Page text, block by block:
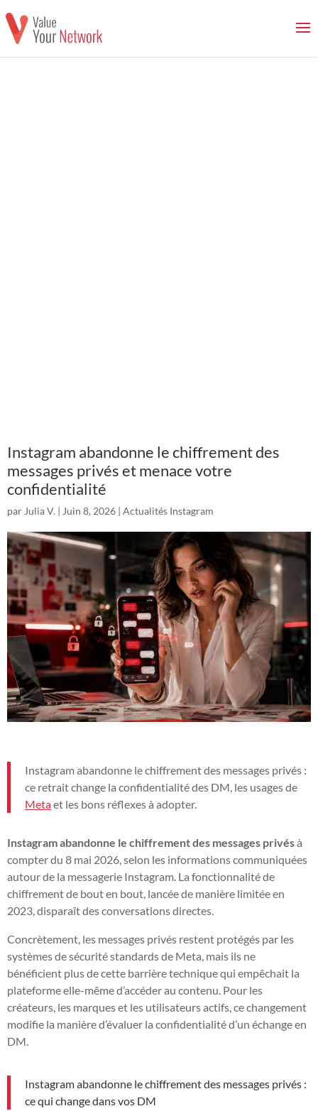
Instagram abandonne le chiffrement des
messages privés et menace votre
confidentialité
par Julia V. | Juin 8, 2026 | Actualités Instagram
Instagram abandonne le chiffrement des messages privés :
ce retrait change la confidentialité des DM, les usages de
Metaet les bons réflexes à adopter.
Instagram abandonne le chiffrement des messages privésà
compter du 8 mai 2026, selon les informations communiquées
autour de la messagerie Instagram. La fonctionnalité de
chiffrement de bout en bout, lancée de manière limitée en
2023, disparaît des conversations directes.
Concrètement, les messages privés restent protégés par les
systèmes de sécurité standards de Meta, mais ils ne
bénéficient plus de cette barrière technique qui empêchait la
plateforme elle-même d’accéder au contenu. Pour les
créateurs, les marques et les utilisateurs actifs, ce changement
modifie la manière d’évaluer la confidentialité d’un échange en
DM.
Instagram abandonne le chiffrement des messages privés :
ce qui change dans vos DM